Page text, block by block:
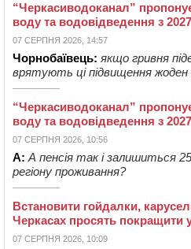
“Черкасиводоканал”
воду та водовідведення з
07 СЕРПНЯ 2026, 14:57
Чорнобаївець: якщо гривня
врятують ці підвищення
“Черкасиводоканал”
воду та водовідведення з
07 СЕРПНЯ 2026, 10:56
А: А пенсія так і залишиться
регіону проживання?
Встановити гойдалки,
Черкасах просять покращити
07 СЕРПНЯ 2026, 10:09